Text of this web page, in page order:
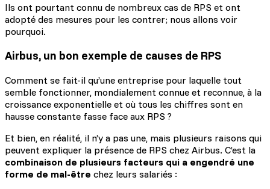
Ils ont pourtant connu de nombreux cas de RPS et ont
adopté des mesures pour les contrer; nous allons voir
pourquoi.
Airbus, un bon exemple de causes de RPS
Comment se fait-il qu’une entreprise pour laquelle tout
semble fonctionner, mondialement connue et reconnue, à la
croissance exponentielle et où tous les chiffres sont en
hausse constante fasse face aux RPS ?
Et bien, en réalité, il n’y a pas une, mais plusieurs raisons qui
peuvent expliquer la présence de RPS chez Airbus. C’est la
combinaison de plusieurs facteurs qui a engendré une
forme de mal-être chez leurs salariés :